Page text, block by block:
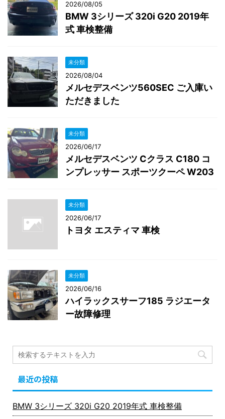
2026/08/05
BMW 3シリーズ 320i G20 2019年
式 車検整備
未分類
2026/08/04
メルセデスベンツ560SEC ご入庫い
ただきました
未分類
2026/06/17
メルセデスベンツ Cクラス C180 コ
ンプレッサー スポーツクーペ W203
未分類
2026/06/17
トヨタ エスティマ 車検
未分類
2026/06/16
ハイラックスサーフ185 ラジエータ
ー故障修理
最近の投稿
BMW 3シリーズ 320i G20 2019年式 車検整備